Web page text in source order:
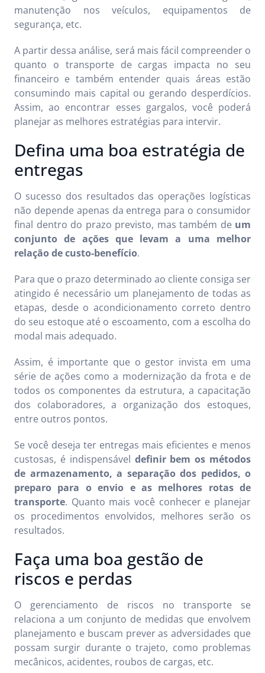
manutenção nos veículos, equipamentos de
segurança, etc.
A partir dessa análise, será mais fácil compreender o
quanto o transporte de cargas impacta no seu
financeiro e também entender quais áreas estão
consumindo mais capital ou gerando desperdícios.
Assim, ao encontrar esses gargalos, você poderá
planejar as melhores estratégias para intervir.
Defina uma boa estratégia de
entregas
O sucesso dos resultados das operações logísticas
não depende apenas da entrega para o consumidor
final dentro do prazo previsto, mas também de um
conjunto de ações que levam a uma melhor
relação de custo-benefício.
Para que o prazo determinado ao cliente consiga ser
atingido é necessário um planejamento de todas as
etapas, desde o acondicionamento correto dentro
do seu estoque até o escoamento, com a escolha do
modal mais adequado.
Assim, é importante que o gestor invista em uma
série de ações como a modernização da frota e de
todos os componentes da estrutura, a capacitação
dos colaboradores, a organização dos estoques,
entre outros pontos.
Se você deseja ter entregas mais eficientes e menos
custosas, é indispensável definir bem os métodos
de armazenamento, a separação dos pedidos, o
preparo para o envio e as melhores rotas de
transporte. Quanto mais você conhecer e planejar
os procedimentos envolvidos, melhores serão os
resultados.
Faça uma boa gestão de
riscos e perdas
O gerenciamento de riscos no transporte se
relaciona a um conjunto de medidas que envolvem
planejamento e buscam prever as adversidades que
possam surgir durante o trajeto, como problemas
mecânicos, acidentes, roubos de cargas, etc.